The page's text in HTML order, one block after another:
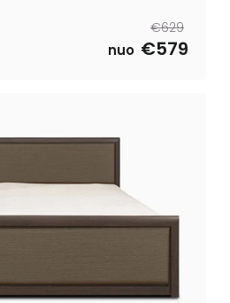
Reguliari
kaina
€629
Išpardavimo
kaina
nuo €579